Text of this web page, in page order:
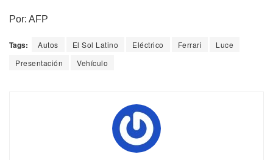
Por: AFP
Tags: Autos El Sol Latino Eléctrico Ferrari
Luce
Presentación
Vehículo